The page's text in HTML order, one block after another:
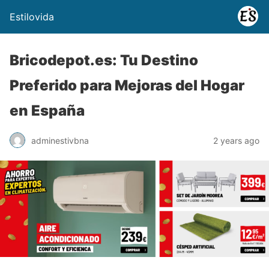
Estilovida
Bricodepot.es: Tu Destino
Preferido para Mejoras del Hogar
en España
adminestivbna 2 years ago